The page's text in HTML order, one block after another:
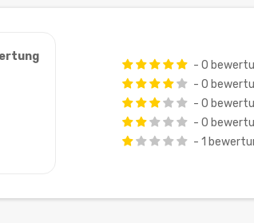
- 0
- 0
- 0
- 0
- 1